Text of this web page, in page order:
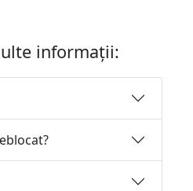
informații: